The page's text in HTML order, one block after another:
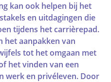
kan ook helpen bij het
en uitdagingen die
tijdens het carrièrepad.
het aanpakken van
tot het omgaan met
het vinden van een
werk en privéleven. Door